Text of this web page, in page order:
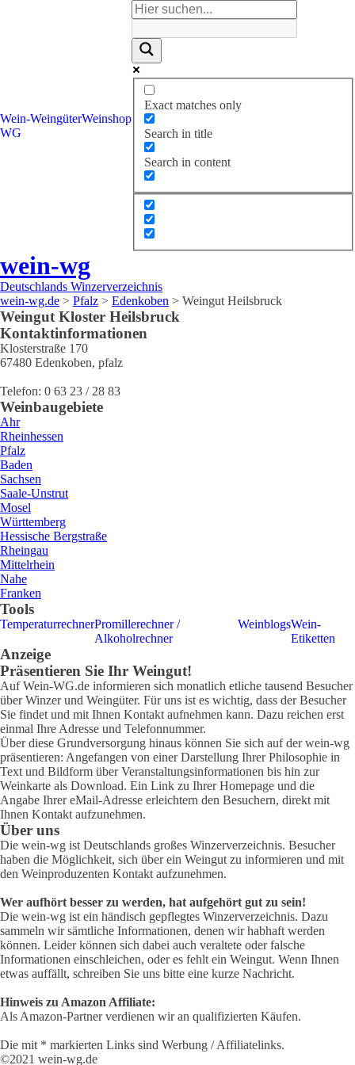
Wein-
WG
WeingüterWeinshop
Exact matches only
Search in title
Search in content
wein-wg
Deutschlands Winzerverzeichnis
wein-wg.de > Pfalz > Edenkoben > Weingut Heilsbruck
Weingut Kloster Heilsbruck
Kontaktinformationen
Klosterstraße 170
67480 Edenkoben, pfalz
Telefon: 0 63 23 / 28 83
Weinbaugebiete
Ahr
Rheinhessen
Pfalz
Baden
Sachsen
Saale-Unstrut
Mosel
Württemberg
Hessische Bergstraße
Rheingau
Mittelrhein
Nahe
Franken
Tools
TemperaturrechnerPromillerechner /
Alkoholrechner
WeinblogsWein-
Etiketten
Anzeige
Präsentieren Sie Ihr Weingut!
Auf Wein-WG.de informieren sich monatlich etliche tausend Besucher
über Winzer und Weingüter. Für uns ist es wichtig, dass der Besucher
Sie findet und mit Ihnen Kontakt aufnehmen kann. Dazu reichen erst
einmal Ihre Adresse und Telefonnummer.
Über diese Grundversorgung hinaus können Sie sich auf der wein-wg
präsentieren: Angefangen von einer Darstellung Ihrer Philosophie in
Text und Bildform über Veranstaltungsinformationen bis hin zur
Weinkarte als Download. Ein Link zu Ihrer Homepage und die
Angabe Ihrer eMail-Adresse erleichtern den Besuchern, direkt mit
Ihnen Kontakt aufzunehmen.
Über uns
Die wein-wg ist Deutschlands großes Winzerverzeichnis. Besucher
haben die Möglichkeit, sich über ein Weingut zu informieren und mit
den Weinproduzenten Kontakt aufzunehmen.
Wer aufhört besser zu werden, hat aufgehört gut zu sein!
Die wein-wg ist ein händisch gepflegtes Winzerverzeichnis. Dazu
sammeln wir sämtliche Informationen, denen wir habhaft werden
können. Leider können sich dabei auch veraltete oder falsche
Informationen einschleichen, oder es fehlt ein Weingut. Wenn Ihnen
etwas auffällt, schreiben Sie uns bitte eine kurze Nachricht.
Hinweis zu Amazon Affiliate:
Als Amazon-Partner verdienen wir an qualifizierten Käufen.
Die mit * markierten Links sind Werbung / Affiliatelinks.
©2021 wein-wg.de